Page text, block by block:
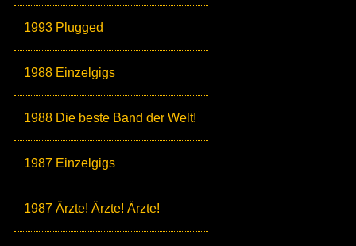
1993 Plugged
1988 Einzelgigs
1988 Die beste Band der Welt!
1987 Einzelgigs
1987 Ärzte! Ärzte! Ärzte!